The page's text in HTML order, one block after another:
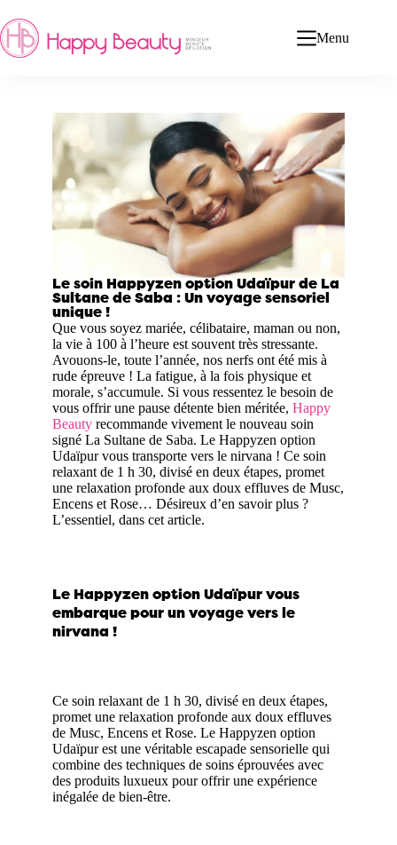
Menu
Le soin Happyzen option Udaïpur de La
Sultane de Saba : Un voyage sensoriel
unique !
Que vous soyez mariée, célibataire, maman ou non,
la vie à 100 à l’heure est souvent très stressante.
Avouons-le, toute l’année, nos nerfs ont été mis à
rude épreuve ! La fatigue, à la fois physique et
morale, s’accumule. Si vous ressentez le besoin de
vous offrir une pause détente bien méritée, Happy
Beautyrecommande vivement le nouveau soin
signé La Sultane de Saba. Le Happyzen option
Udaïpur vous transporte vers le nirvana ! Ce soin
relaxant de 1 h 30, divisé en deux étapes, promet
une relaxation profonde aux doux effluves de Musc,
Encens et Rose… Désireux d’en savoir plus ?
L’essentiel, dans cet article.
Le Happyzen option Udaïpur vous
embarque pour un voyage vers le
nirvana !
Ce soin relaxant de 1 h 30, divisé en deux étapes,
promet une relaxation profonde aux doux effluves
de Musc, Encens et Rose. Le Happyzen option
Udaïpur est une véritable escapade sensorielle qui
combine des techniques de soins éprouvées avec
des produits luxueux pour offrir une expérience
inégalée de bien-être.